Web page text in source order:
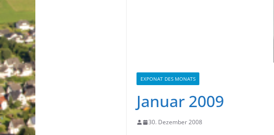
EXPONAT DES MONATS
Januar 2009
30. Dezember 2008